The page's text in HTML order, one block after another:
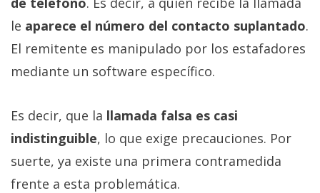
le aparece el número del contacto suplantado.
El remitente es manipulado por los estafadores
mediante un software específico.
Es decir, que la llamada falsa es casi
indistinguible, lo que exige precauciones. Por
suerte, ya existe una primera contramedida
frente a esta problemática.